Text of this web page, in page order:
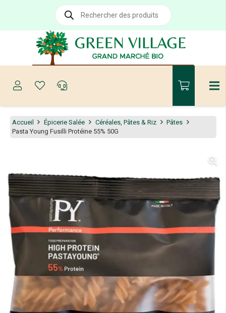
Recherche
produits
Accueil Épicerie Salée Céréales, Pâtes & Riz
Pâtes
Pasta Young Fusilli Protéine 55% 50G